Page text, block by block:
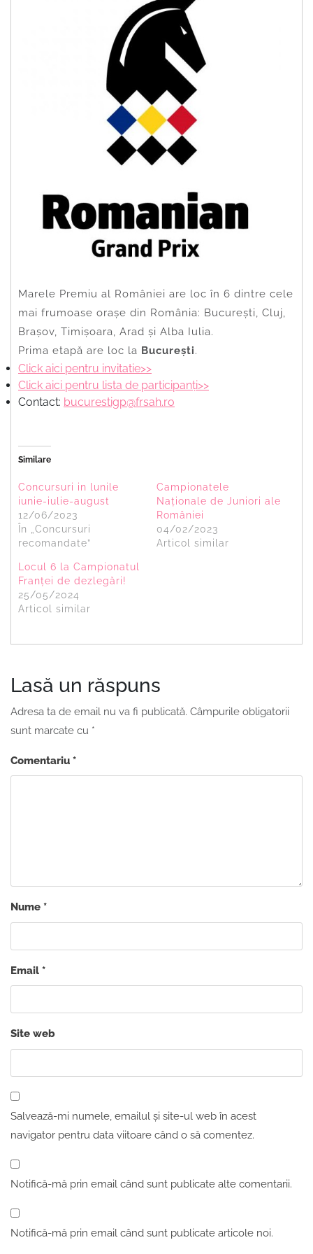
Marele Premiu al României are loc în 6 dintre cele
mai frumoase orașe din România: București, Cluj,
Brașov, Timișoara, Arad și Alba Iulia.
Prima etapă are loc la București.
Click aici pentru invitatie>>
Click aici pentru lista de participanți>>
Contact: bucurestigp@frsah.ro
Similare
Concursuri in lunile
iunie-iulie-august
12/06/2023
În „Concursuri
recomandate”
Campionatele
Naționale de Juniori ale
României
04/02/2023
Articol similar
Locul 6 la Campionatul
Franței de dezlegări!
25/05/2024
Articol similar
Lasă un răspuns
Adresa ta de email nu va fi publicată. Câmpurile obligatorii
sunt marcate cu *
Comentariu *
Nume *
Email *
Site web
Salvează-mi numele, emailul și site-ul web în acest
navigator pentru data viitoare când o să comentez.
Notifică-mă prin email când sunt publicate alte comentarii.
Notifică-mă prin email când sunt publicate articole noi.